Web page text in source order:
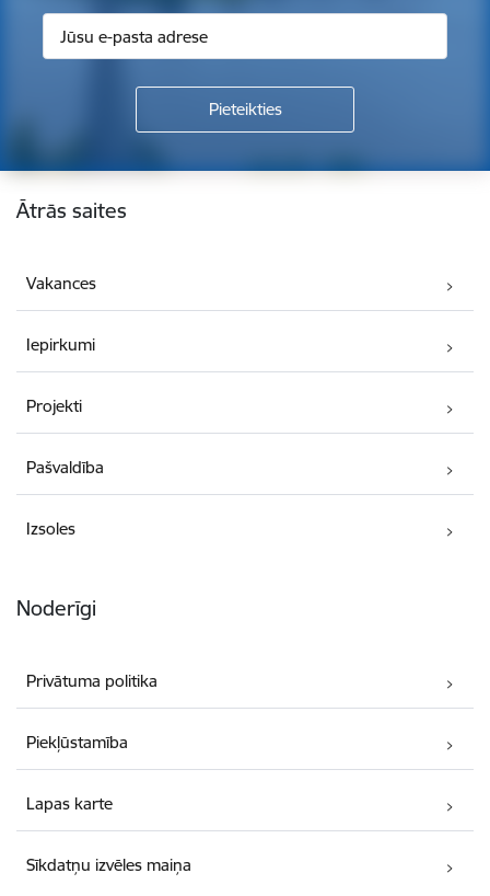
Kājene
Ātrās saites
Vakances
Iepirkumi
Projekti
Pašvaldība
Izsoles
Noderīgi
Privātuma politika
Piekļūstamība
Lapas karte
Sīkdatņu izvēles maiņa